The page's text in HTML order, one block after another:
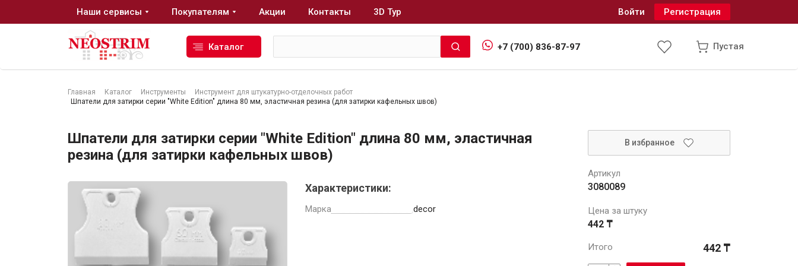
Главная Каталог Инструменты
Инструмент для штукатурно-отделочных работ
Шпатели для затирки серии "White Edition" длина 80 мм, эластичная резина (для затирки кафельных швов)
Шпатели для затирки серии "White Edition" длина 80 мм, эластичная
резина (для затирки кафельных швов)
Характеристики:
Марка decor
В избранное
Артикул
3080089
Цена за штуку
442 ₸
Итого 442 ₸
Наши сервисы Покупателям Акции Контакты 3D Тур Войти Регистрация
Каталог +7 (700) 836-87-97 Пустая
Стройматериалы
Сухие строительные смеси
Гидроизоляция
Изоляционные материалы
Кровельные материалы
Ещё 2
Интерьер и отделка
Лакокрасочные материалы
Герметики
Обои
Ещё 5
Водоснабжение и водоотведение